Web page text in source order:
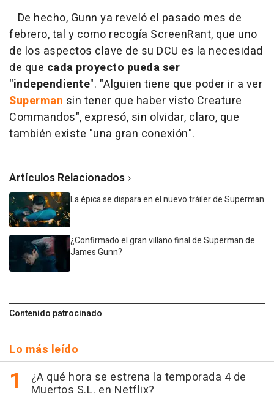
De hecho, Gunn ya reveló el pasado mes de
febrero, tal y como recogía ScreenRant, que uno
de los aspectos clave de su DCU es la necesidad
de que cada proyecto pueda ser
"independiente". "Alguien tiene que poder ir a ver
Superman sin tener que haber visto Creature
Commandos", expresó, sin olvidar, claro, que
también existe "una gran conexión".
Artículos Relacionados
La épica se dispara en el nuevo tráiler de Superman
¿Confirmado el gran villano final de Superman de
James Gunn?
Contenido patrocinado
Lo más leído
¿A qué hora se estrena la temporada 4 de
Muertos S.L. en Netflix?